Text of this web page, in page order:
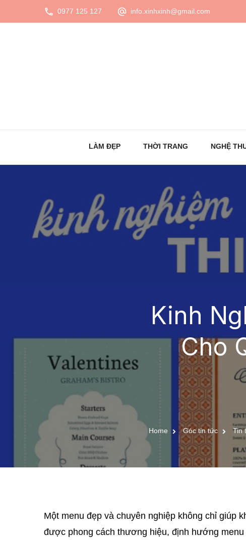
0977 125 127 info.xinhxinh@gmail.com
LÀM ĐẸP THỜI TRANG NGHỆ
Kinh
Cho
Home Góc tin tức Tin
Một menu đẹp và chuyên nghiệp không chỉ giúp
được phong cách thương hiệu, định hướng